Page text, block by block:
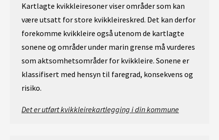
Kartlagte kvikkleiresoner viser områder som kan
være utsatt for store kvikkleireskred. Det kan derfor
forekomme kvikkleire også utenom de kartlagte
sonene og områder under marin grense må vurderes
som aktsomhetsområder for kvikkleire. Sonene er
klassifisert med hensyn til faregrad, konsekvens og
risiko.
Det er utført kvikkleirekartlegging i din kommune